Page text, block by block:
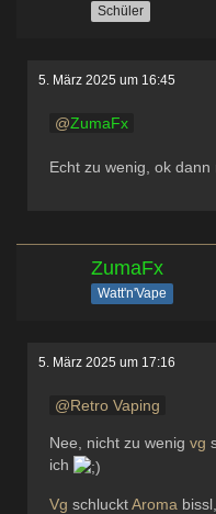
Schüler
5. März 2025 um 16:45
ZumaFx
Echt zu wenig, ok
ZumaFx
Watt'n'Vape
5. März 2025 um 17:16
Retro Vaping
Nee, nicht zu wenig vg
ich
Vg schlucktAroma